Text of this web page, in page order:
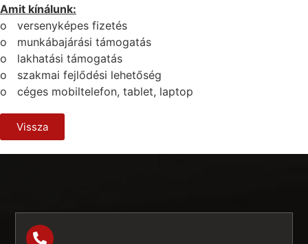
Amit kínálunk:
o versenyképes fizetés
o munkábajárási támogatás
o lakhatási támogatás
o szakmai fejlődési lehetőség
o céges mobiltelefon, tablet, laptop
Vissza